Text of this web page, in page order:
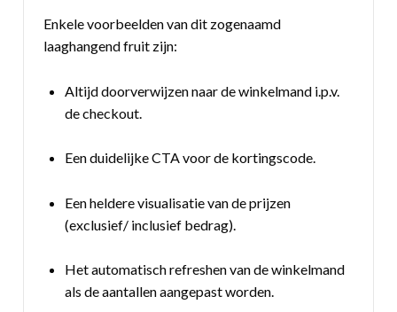
Enkele voorbeelden van dit zogenaamd
laaghangend fruit zijn:
Altijd doorverwijzen naar de winkelmand i.p.v.
de checkout.
Een duidelijke CTA voor de kortingscode.
Een heldere visualisatie van de prijzen
(exclusief/ inclusief bedrag).
Het automatisch refreshen van de winkelmand
als de aantallen aangepast worden.